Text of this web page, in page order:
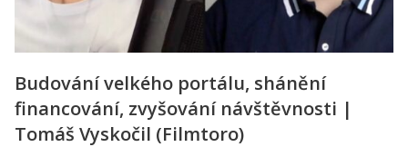
Budování velkého portálu, shánění
financování, zvyšování návštěvnosti |
Tomáš Vyskočil (Filmtoro)